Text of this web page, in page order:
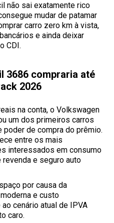
não sai exatamente rico
mudar de patamar
carro zero km à vista,
e ainda deixar
CDI.
3686 compraria até
2026
na conta, o Volkswagen
um dos primeiros carros
de compra do prêmio.
entre os mais
interessados em consumo
revenda e seguro auto
por causa da
e custo
cenário atual de IPVA
caro.